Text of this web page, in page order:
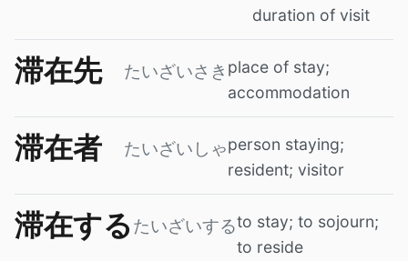
duration of visit
滞在先 たいざいさき place of stay;
accommodation
滞在者 たいざいしゃperson staying;
resident; visitor
滞在する たいざいするto stay; to sojourn;
to reside